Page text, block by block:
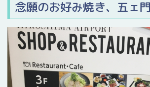
念願のお好み焼き、五ェ